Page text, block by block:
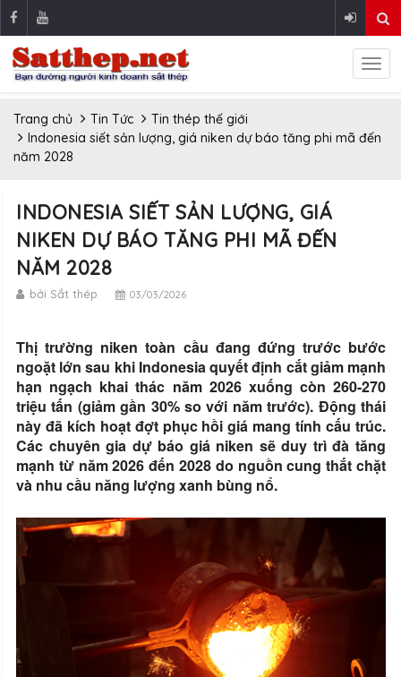
Trang chủ Tin Tức
Tin thép thế giới
Indonesia siết sản lượng, giá niken dự báo tăng phi mã đến
năm 2028
INDONESIA SIẾT SẢN LƯỢNG, GIÁ
NIKEN DỰ BÁO TĂNG PHI MÃ ĐẾN
NĂM 2028
bởi Sắt thép 03/03/2026
Thị trường niken toàn cầu đang đứng trước bước
ngoặt lớn sau khi Indonesia quyết định cắt giảm mạnh
hạn ngạch khai thác năm 2026 xuống còn 260-270
triệu tấn (giảm gần 30% so với năm trước). Động thái
này đã kích hoạt đợt phục hồi giá mang tính cấu trúc.
Các chuyên gia dự báo giá niken sẽ duy trì đà tăng
mạnh từ năm 2026 đến 2028 do nguồn cung thắt chặt
và nhu cầu năng lượng xanh bùng nổ.